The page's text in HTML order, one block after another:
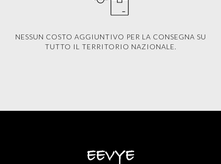
NESSUN COSTO AGGIUNTIVO PER LA CONSEGNA SU
TUTTO IL TERRITORIO NAZIONALE.